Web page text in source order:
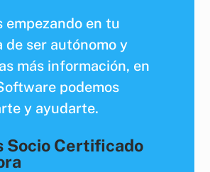
empezando en tu
de ser autónomo y
más información, en
podemos
y ayudarte.
Socio Certificado